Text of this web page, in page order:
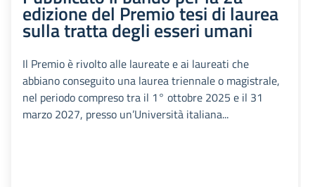
edizione del Premio tesi di laurea
sulla tratta degli esseri umani
Il Premio è rivolto alle laureate e ai laureati che
abbiano conseguito una laurea triennale o magistrale,
nel periodo compreso tra il 1° ottobre 2025 e il 31
marzo 2027, presso un’Università italiana...